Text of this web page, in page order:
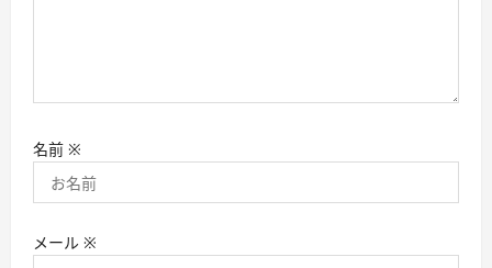
名前 ※
メール ※